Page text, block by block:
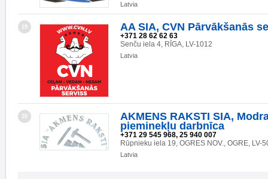
Latvia
19 AA SIA, CVN Pārvākšanās
+371 28 62 62 63
Senču iela 4, RĪGA, LV-1012
Latvia
20
AKMENS RAKSTI SIA,
pieminekļu darbnīca
+371 29 545 968, 25 940 007
Rūpnieku iela 19, OGRES NOV., OGRE, LV-
Latvia